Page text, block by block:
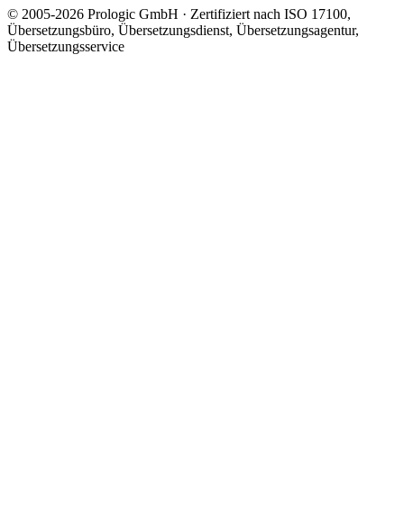
© 2005-2026 Prologic GmbH · Zertifiziert nach ISO 17100,
Übersetzungsbüro, Übersetzungsdienst, Übersetzungsagentur,
Übersetzungsservice